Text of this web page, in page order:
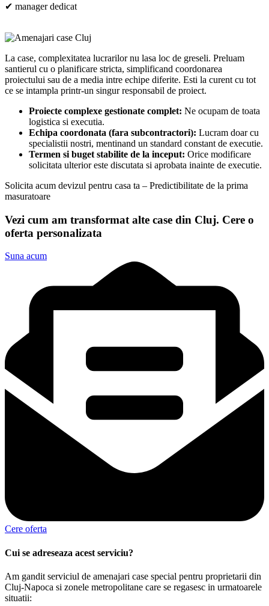
✔ manager dedicat
La case, complexitatea lucrarilor nu lasa loc de greseli. Preluam
santierul cu o planificare stricta, simplificand coordonarea
proiectului sau de a media intre echipe diferite. Esti la curent cu tot
ce se intampla printr-un singur responsabil de proiect.
Proiecte complexe gestionate complet: Ne ocupam de toata
logistica si executia.
Echipa coordonata (fara subcontractori): Lucram doar cu
specialistii nostri, mentinand un standard constant de executie.
Termen si buget stabilite de la inceput: Orice modificare
solicitata ulterior este discutata si aprobata inainte de executie.
Solicita acum devizul pentru casa ta – Predictibilitate de la prima
masuratoare
Vezi cum am transformat alte case din Cluj. Cere o
oferta personalizata
Suna acum
Cere oferta
Cui se adreseaza acest serviciu?
Am gandit serviciul de amenajari case special pentru proprietarii din
Cluj-Napoca si zonele metropolitane care se regasesc in urmatoarele
situatii: